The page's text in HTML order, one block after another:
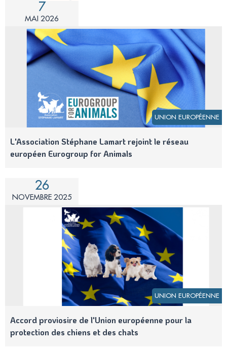
7
MAI 2026
UNION EUROPÉENNE
L'Association Stéphane Lamart rejoint le réseau
européen Eurogroup for Animals
26
NOVEMBRE 2025
UNION EUROPÉENNE
Accord proviosire de l'Union européenne pour la
protection des chiens et des chats